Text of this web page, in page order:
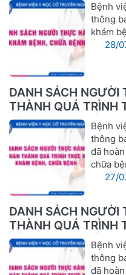
Bệnh
thông
khám
28/
DANH SÁCH
THÀNH QUÁ TRÌNH
BỆNH, CHỮA BỆNH
Bệnh
thông
đã
chữa
27/
DANH SÁCH
THÀNH QUÁ TRÌNH
BỆNH, CHỮA BỆNH
Bệnh
thông
đã